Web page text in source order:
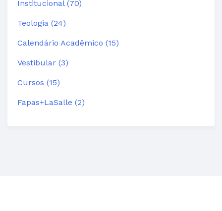
Institucional (70)
Teologia (24)
Calendário Acadêmico (15)
Vestibular (3)
Cursos (15)
Fapas+LaSalle (2)